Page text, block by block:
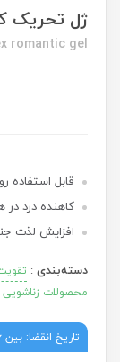
ژل تحریک
romantic gel
قابل استفاده
کاهنده درد در
افزایش لذت
دسته‌بندی:
محصولات زناشویی
تاریخ انقضا: بین 6 ماه تا یکسال (2026/07/31)